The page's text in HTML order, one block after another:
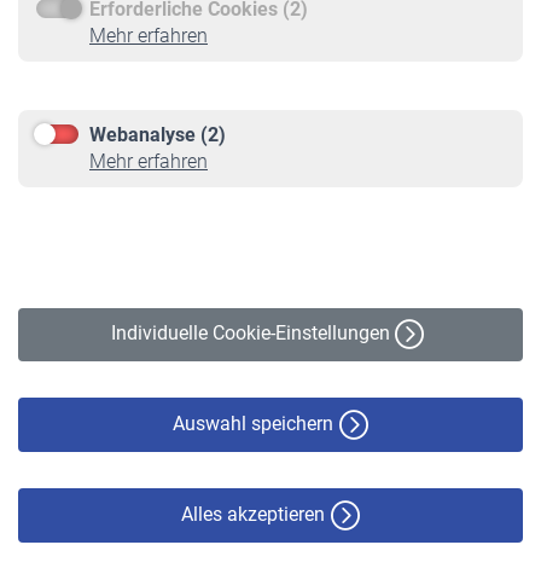
Erforderliche Cookies (2)
Mehr erfahren
Webanalyse (2)
Mehr erfahren
Individuelle Cookie-Einstellungen
Auswahl speichern
Alles akzeptieren
Service
Informationen
Online-Rechner
VBLnewsletter
Erklärung zur Barrierefreiheit
© VBL 2026